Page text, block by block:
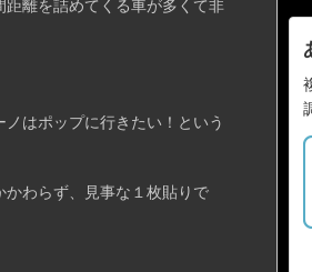
離を詰めてくる車が多くて非
はポップに行きたい！という
かわらず、見事な１枚貼りで